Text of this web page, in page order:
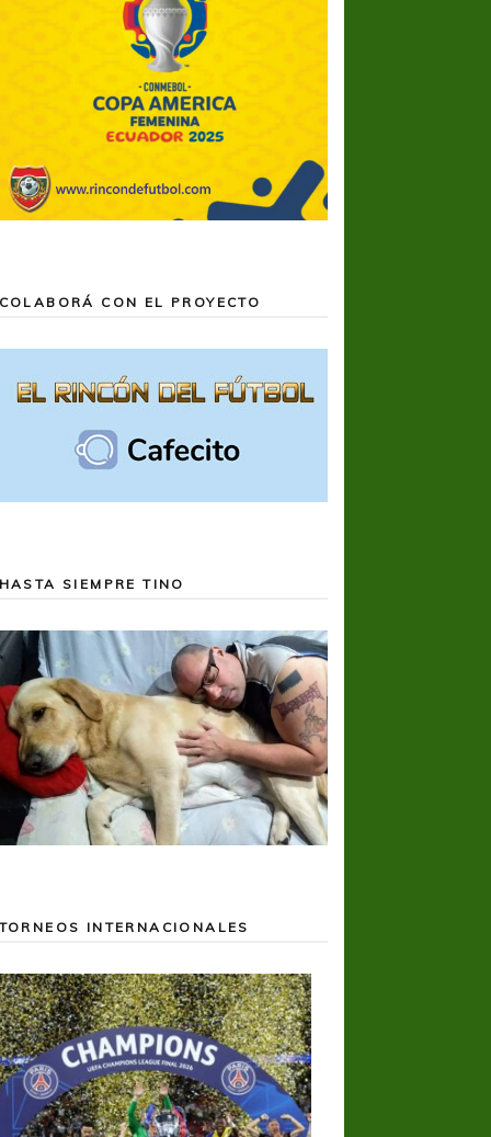
COLABORÁ CON EL PROYECTO
HASTA SIEMPRE TINO
TORNEOS INTERNACIONALES